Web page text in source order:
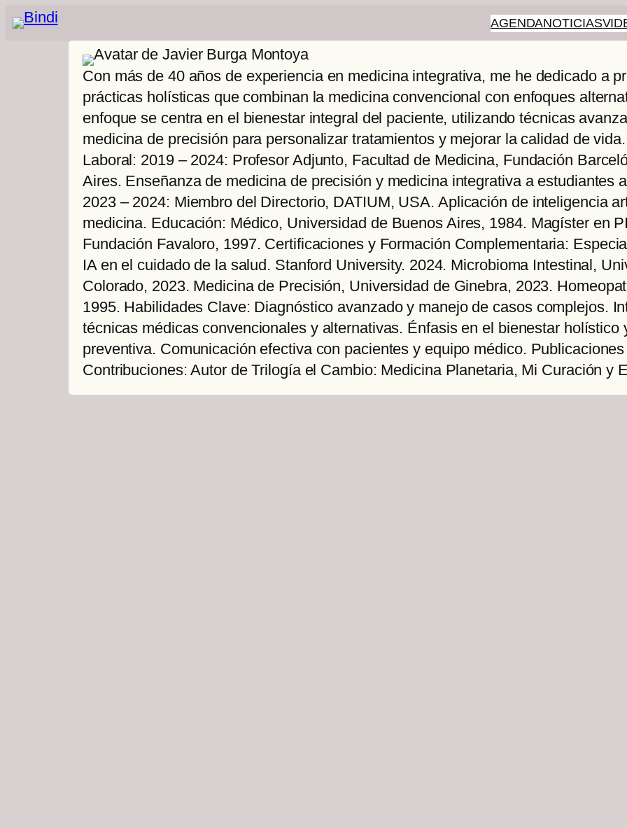
AGENDANOTICIAS
Con más de 40 años de experiencia en medicina integrativa, me he dedicado a
prácticas holísticas que combinan la medicina convencional con enfoques
enfoque se centra en el bienestar integral del paciente, utilizando técnicas
medicina de precisión para personalizar tratamientos y mejorar la calidad de
Laboral: 2019 – 2024: Profesor Adjunto, Facultad de Medicina, Fundación
Aires. Enseñanza de medicina de precisión y medicina integrativa a estudiantes
2023 – 2024: Miembro del Directorio, DATIUM, USA. Aplicación de inteligencia
medicina. Educación: Médico, Universidad de Buenos Aires, 1984. Magíster en
Fundación Favaloro, 1997. Certificaciones y Formación Complementaria:
IA en el cuidado de la salud. Stanford University. 2024. Microbioma Intestinal,
Colorado, 2023. Medicina de Precisión, Universidad de Ginebra, 2023.
1995. Habilidades Clave: Diagnóstico avanzado y manejo de casos complejos.
técnicas médicas convencionales y alternativas. Énfasis en el bienestar holístico
preventiva. Comunicación efectiva con pacientes y equipo médico.
Contribuciones: Autor de Trilogía el Cambio: Medicina Planetaria, Mi Curación y